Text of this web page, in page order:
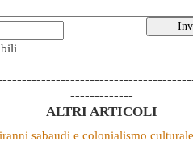
-------------
ALTRI ARTICOLI
sabaudi e colonialismo